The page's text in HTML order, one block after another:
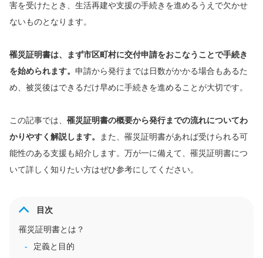
害を受けたとき、生活再建や支援の手続きを進めるうえで欠かせ
ないものとなります。
罹災証明書は、まず市区町村に交付申請をおこなうことで手続き
を始められます。 申請から発行までは日数がかかる場合もあるた
め、被災後はできるだけ早めに手続きを進めることが大切です。
この記事では、 罹災証明書の概要から発行までの流れについてわ
かりやすく解説します。
また、罹災証明書があれば受けられる可
能性のある支援も紹介します。万が一に備えて、罹災証明書につ
いて詳しく知りたい方はぜひ参考にしてください。
目次
罹災証明書とは？
定義と目的